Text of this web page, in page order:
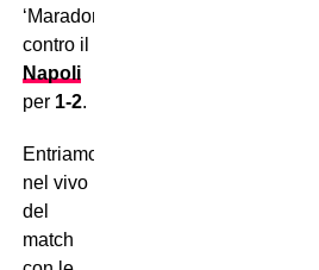
‘Maradona’
contro il
Napoli
per1-2.
Entriamo
nel vivo
del
match